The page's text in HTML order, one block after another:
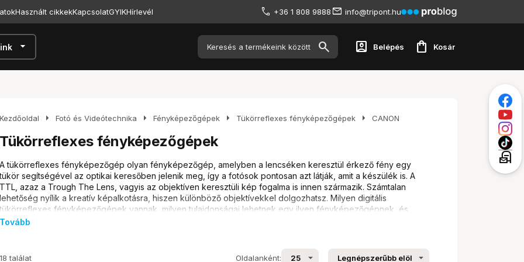
Használt cikkekKapcsolatGYIKHírlevél +36 1 808 9888 info@tripont.hu
arrow_drop_down account_box Belépés shopping_bag Kosár
Kezdőoldal arrow_right Fotó és Videótechnika arrow_right Fényképezőgépek arrow_right Tükörreflexes fényképezőgépek arrow_right CANON
Tükörreflexes fényképezőgépek
A tükörreflexes fényképezőgép olyan fényképezőgép, amelyben a lencséken keresztül érkező fény egy
tükör segítségével az optikai keresőben jelenik meg, így a fotósok pontosan azt látják, amit a készülék is. A
TTL, azaz a Trough The Lens, vagyis az objektíven keresztüli kép fogalma is innen származik. Számtalan
lehetőség nyílik a kreatív képalkotásra, hiszen különböző objektívekkel dolgozhatsz. Milyen digitális
tükörreflexes fényképezőgépek vannak, milyen tulajdonságai lehetnek egy ilyen fényképezőgépnek, és
melyiket érdemes választani, ha kezdő vagy?
Tovább
18 találat Oldalanként:
local_post_office